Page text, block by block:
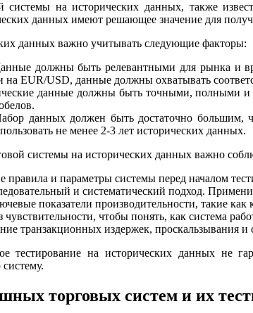
системы на исторических данных, также
данных имеют решающее значение для
данных важно учитывать следующие факторы:
должны быть релевантными для рынка и
на EUR/USD, данные должны охватывать
данные должны быть точными, полными и
данных должен быть достаточно большим,
не менее 2-3 лет исторических данных.
системы на исторических данных важно
правила и параметры системы перед началом
и систематический подход.
показатели производительности, такие
чувствительности, чтобы понять, как система
транзакционных издержек, проскальзывания и
тестирование на исторических данных не
торговых систем и их